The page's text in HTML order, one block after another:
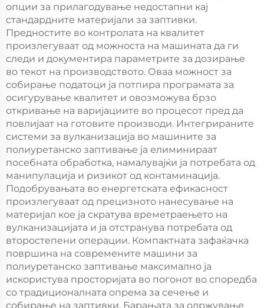
опции за прилагодување недостапни кај
стандардните материјали за заптивки.
Предностите во контролата на квалитет
произлегуваат од можноста на машината да ги
следи и документира параметрите за дозирање
во текот на производството. Оваа можност за
собирање податоци ја потпира програмата за
осигурување квалитет и овозможува брзо
откривање на варијациите во процесот пред да
повлијаат на готовите производи. Интегрираните
системи за вулканизација во машините за
полиуретанско заптивање ја елиминираат
посебната обработка, намалувајќи ја потребата од
манипулација и ризикот од контаминација.
Подобрувањата во енергетската ефикасност
произлегуваат од прецизното нанесување на
материјал кое ја скратува времетраењето на
вулканизацијата и ја отстранува потребата од
второстепени операции. Компактната зафаќачка
површина на современите машини за
полиуретанско заптивање максимално ја
искористува просторијата во погонот во споредба
со традиционалната опрема за сечење и
собирање на заптивки. Барањата за одржување